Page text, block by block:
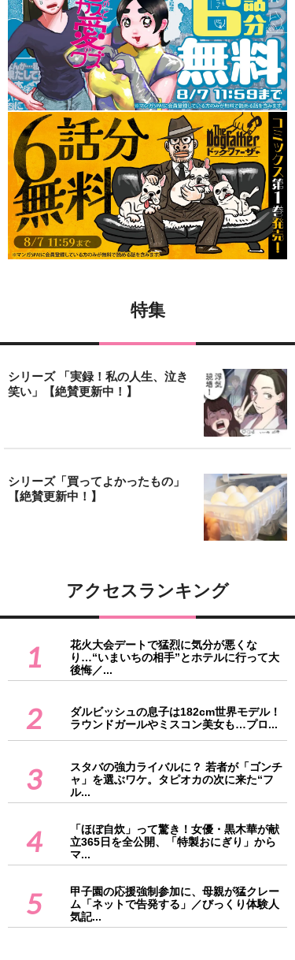
特集
シリーズ 「実録！私の人生、泣き
笑い」【絶賛更新中！】
シリーズ「買ってよかったもの」
【絶賛更新中！】
アクセスランキング
1
花火大会デートで猛烈に気分が悪くな
り…“いまいちの相手”とホテルに行って大
後悔／...
2
ダルビッシュの息子は182cm世界モデル！
ラウンドガールやミスコン美女も…プロ...
3
スタバの強力ライバルに？ 若者が「ゴンチ
ャ」を選ぶワケ。タピオカの次に来た“フ
ル...
4
「ほぼ自炊」って驚き！女優・黒木華が献
立365日を全公開、「特製おにぎり」から
マ...
5
甲子園の応援強制参加に、母親が猛クレー
ム「ネットで告発する」／びっくり体験人
気記...